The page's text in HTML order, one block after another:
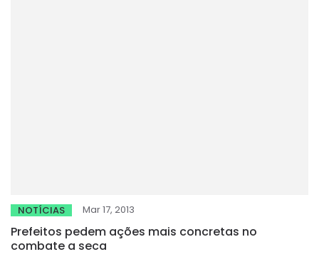
NOTÍCIAS Mar 17, 2013
Prefeitos pedem ações mais concretas no
combate a seca